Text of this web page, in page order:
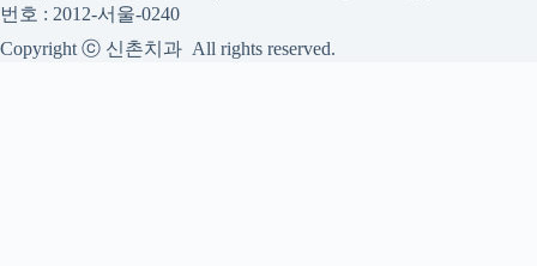
번호 : 2012-서울-0240
Copyright ⓒ 신촌치과 All rights reserved.